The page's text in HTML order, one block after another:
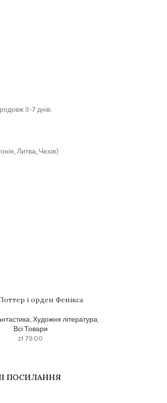
3-7 днів.
Литва, Чехія)
i орден Фенiкса
,Художня література,
Всі Товари
zł 79.00
ПОСИЛАННЯ